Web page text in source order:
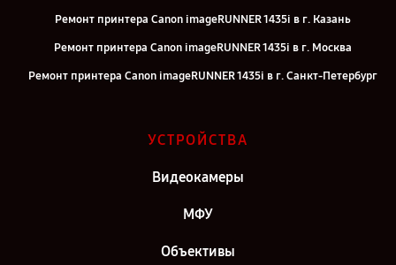
Ремонт принтера Canon imageRUNNER 1435i в г. Казань
Ремонт принтера Canon imageRUNNER 1435i в г. Москва
Ремонт принтера Canon imageRUNNER 1435i в г. Санкт-Петербург
УСТРОЙСТВА
Видеокамеры
МФУ
Объективы